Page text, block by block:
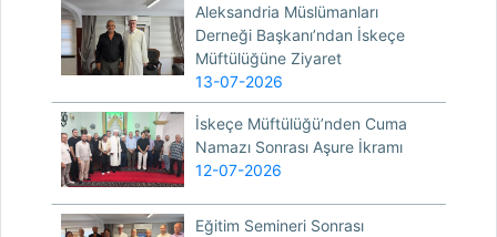
Aleksandria Müslümanları
Derneği Başkanı’ndan İskeçe
Müftülüğüne Ziyaret
13-07-2026
İskeçe Müftülüğü’nden Cuma
Namazı Sonrası Aşure İkramı
12-07-2026
Eğitim Semineri Sonrası